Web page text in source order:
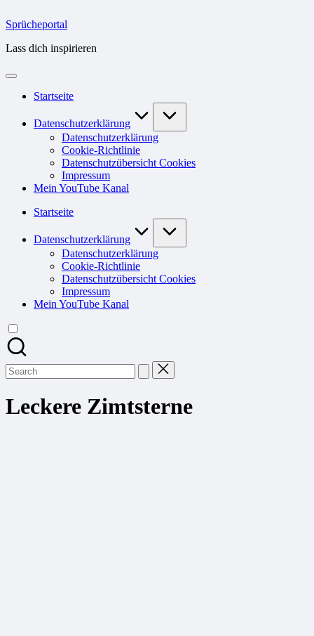
to
Sprücheportal
Lass dich inspirieren
Startseite
Datenschutzerklärung
Datenschutzerklärung
Cookie-Richtlinie
Datenschutzübersicht Cookies
Impressum
Mein YouTube Kanal
Startseite
Datenschutzerklärung
Datenschutzerklärung
Cookie-Richtlinie
Datenschutzübersicht Cookies
Impressum
Mein YouTube Kanal
Search
for:
Leckere Zimtsterne